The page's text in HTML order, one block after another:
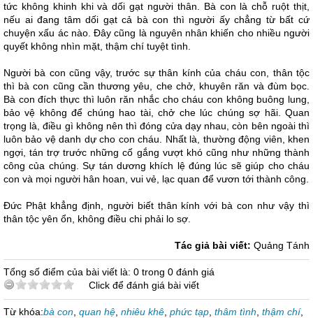
tức không khinh khi và dối gạt người thân. Bà con là chỗ ruột thịt,
nếu ai đang tâm dối gạt cả bà con thì người ấy chẳng từ bất cứ
chuyện xấu ác nào. Đây cũng là nguyên nhân khiến cho nhiều người
quyết không nhìn mặt, thậm chí tuyệt tình.
Người bà con cũng vậy, trước sự thân kính của cháu con, thân tộc
thì bà con cũng cần thương yêu, che chở, khuyên răn và đùm bọc.
Bà con đích thực thì luôn răn nhắc cho cháu con không buông lung,
bảo vệ không để chúng hao tài, chở che lúc chúng sợ hãi. Quan
trọng là, điều gì không nên thì đóng cửa dạy nhau, còn bên ngoài thì
luôn bảo vệ danh dự cho con cháu. Nhất là, thường động viên, khen
ngợi, tán trợ trước những cố gắng vượt khó cũng như những thành
công của chúng. Sự tán dương khích lệ đúng lúc sẽ giúp cho cháu
con và mọi người hân hoan, vui vẻ, lạc quan để vươn tới thành công.
Đức Phật khẳng định, người biết thân kính với bà con như vậy thì
thân tộc yên ổn, không điều chi phải lo sợ.
Tác giả bài viết: Quảng Tánh
Tổng số điểm của bài viết là: 0 trong 0 đánh giá
Click để đánh giá bài viết
Từ khóa:bà con quan hệ nhiêu khê phức tạp thâm tình thậm chí,